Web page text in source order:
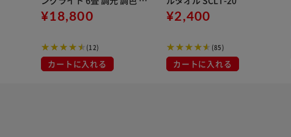
電 工具・工事不要 リモコン
CF
¥18,800
(12)
カートに入れる
¥2,400
(85)
カートに入れる